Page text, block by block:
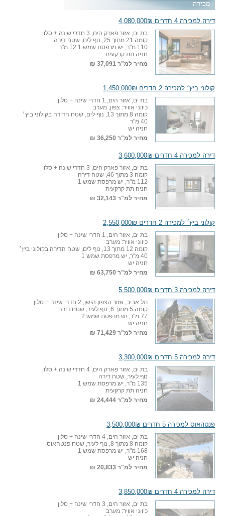
מכירה
דירה למכירה 4 חדרים 4,080,000₪
בת ים, אזור פארק הים, 3 חדרי שינה + סלון
קומה 21 מתוך 25, נוף לים, שטח דירה
110 מ"ר, יש מרפסת שמש 1 12 מ"ר
חניה תת קרקעית
מחיר למ"ר 37,091 ₪
קולוני ביץ׳ למכירה 2 חדרים 1,450,000₪
בת ים, אזור הים, 1 חדרי שינה + סלון
כיווני אוויר: צפון, מערב
קומה 8 מתוך 13, נוף לים, שטח הדירה בקולוני ביץ׳
40 מ"ר
חניה יש
מחיר למ"ר 36,250 ₪
דירה למכירה 4 חדרים 3,600,000₪
בת ים, אזור פארק הים, 3 חדרי שינה + סלון
קומה 3 מתוך 46, שטח דירה
112 מ"ר, יש מרפסת שמש 1
חניה תת קרקעית
מחיר למ"ר 32,143 ₪
קולוני ביץ׳ למכירה 2 חדרים 2,550,000₪
בת ים, אזור הים, 1 חדרי שינה + סלון
כיווני אוויר: מערב
קומה 12 מתוך 13, נוף לים, שטח הדירה בקולוני ביץ׳
40 מ"ר, יש מרפסת שמש 1
חניה יש
מחיר למ"ר 63,750 ₪
דירה למכירה 3 חדרים 5,500,000₪
תל אביב, אזור הצפון הישן, 2 חדרי שינה + סלון
קומה 5 מתוך 6, נוף לעיר, שטח דירה
77 מ"ר, יש מרפסת שמש 2
חניה יש
מחיר למ"ר 71,429 ₪
דירה למכירה 5 חדרים 3,300,000₪
בת ים, אזור פארק הים, 4 חדרי שינה + סלון
נוף לעיר, שטח דירה
135 מ"ר, יש מרפסת שמש 1
חניה תת קרקעית
מחיר למ"ר 24,444 ₪
פנטהאוס למכירה 5 חדרים 3,500,000₪
בת ים, אזור הים, 4 חדרי שינה + סלון
קומה 8 מתוך 8, נוף לעיר, שטח פנטהאוס
168 מ"ר, יש מרפסת שמש 1
חניה יש
מחיר למ"ר 20,833 ₪
דירה למכירה 4 חדרים 3,850,000₪
בת ים, אזור הים, 3 חדרי שינה + סלון
כיווני אוויר: מערב